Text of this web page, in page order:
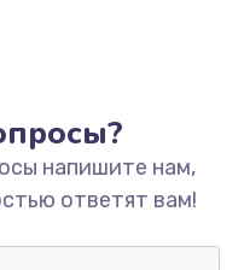
напишите нам,
ответят вам!